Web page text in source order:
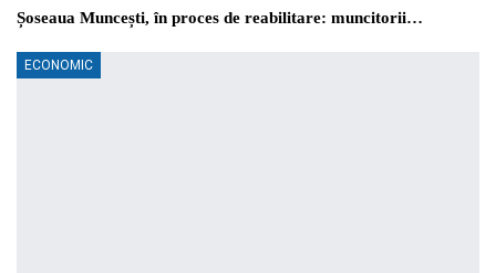
Șoseaua Muncești, în proces de reabilitare: muncitorii…
ECONOMIC